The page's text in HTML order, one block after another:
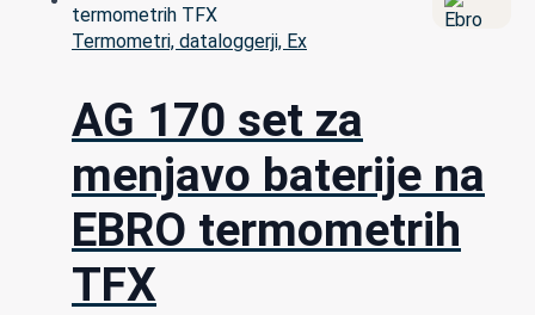
Termometri, dataloggerji, Ex
AG 170 set za
menjavo baterije na
EBRO termometrih
TFX